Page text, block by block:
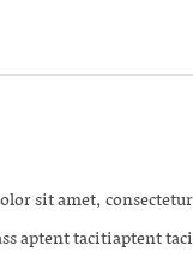
sit amet,
aptent tacitiaptent